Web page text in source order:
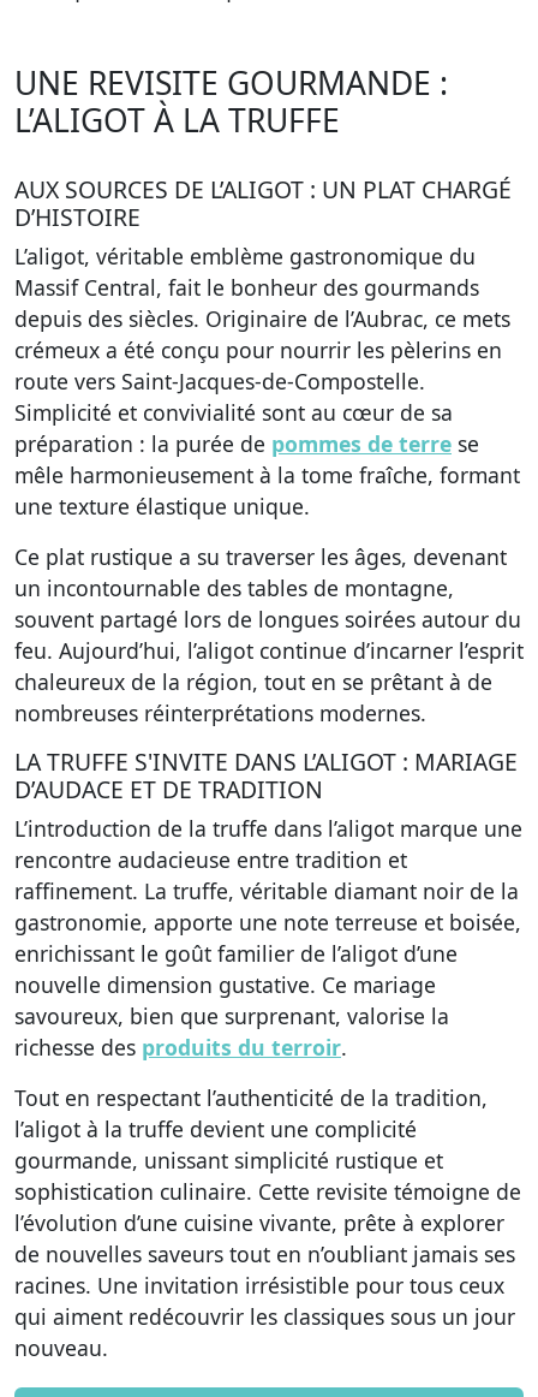
UNE REVISITE GOURMANDE :
L’ALIGOT À LA TRUFFE
AUX SOURCES DE L’ALIGOT : UN PLAT CHARGÉ
D’HISTOIRE
L’aligot, véritable emblème gastronomique du
Massif Central, fait le bonheur des gourmands
depuis des siècles. Originaire de l’Aubrac, ce mets
crémeux a été conçu pour nourrir les pèlerins en
route vers Saint-Jacques-de-Compostelle.
Simplicité et convivialité sont au cœur de sa
préparation : la purée de pommes de terre se
mêle harmonieusement à la tome fraîche, formant
une texture élastique unique.
Ce plat rustique a su traverser les âges, devenant
un incontournable des tables de montagne,
souvent partagé lors de longues soirées autour du
feu. Aujourd’hui, l’aligot continue d’incarner l’esprit
chaleureux de la région, tout en se prêtant à de
nombreuses réinterprétations modernes.
LA TRUFFE S'INVITE DANS L’ALIGOT : MARIAGE
D’AUDACE ET DE TRADITION
L’introduction de la truffe dans l’aligot marque une
rencontre audacieuse entre tradition et
raffinement. La truffe, véritable diamant noir de la
gastronomie, apporte une note terreuse et boisée,
enrichissant le goût familier de l’aligot d’une
nouvelle dimension gustative. Ce mariage
savoureux, bien que surprenant, valorise la
richesse des produits du terroir.
Tout en respectant l’authenticité de la tradition,
l’aligot à la truffe devient une complicité
gourmande, unissant simplicité rustique et
sophistication culinaire. Cette revisite témoigne de
l’évolution d’une cuisine vivante, prête à explorer
de nouvelles saveurs tout en n’oubliant jamais ses
racines. Une invitation irrésistible pour tous ceux
qui aiment redécouvrir les classiques sous un jour
nouveau.